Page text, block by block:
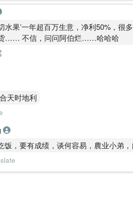
水果’一年超百万生意，净利50%，很
…… 不信，问问阿伯烂……哈哈哈
天时地利
饭，要有成绩，谈何容易，農业小弟，